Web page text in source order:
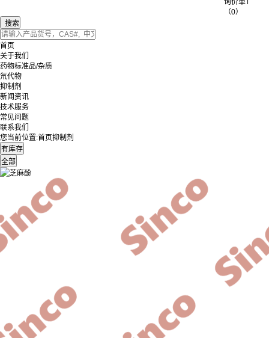
询价单
（0）
首页
关于我们
药物标准品/杂质
氘代物
抑制剂
新闻资讯
技术服务
常见问题
联系我们
您当前位置:首页抑制剂